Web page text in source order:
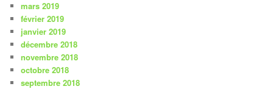
mars 2019
février 2019
janvier 2019
décembre 2018
novembre 2018
octobre 2018
septembre 2018